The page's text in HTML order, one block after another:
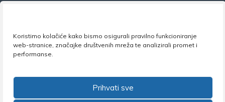
Koristimo kolačiće kako bismo osigurali pravilno funkcioniranje
web-stranice, značajke društvenih mreža te analizirali promet i
performanse.
Prihvati sve
Nezavisni sindikat znanosti i visokog
obrazovanja
Zagreb •Tel: +385 1 4847 337 •Email: uprava@nsz.hr